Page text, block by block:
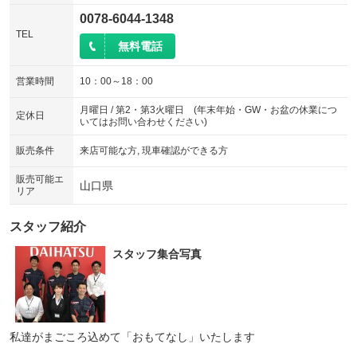
：装備なし
電動リアゲート
シートエアコン
サイドカメラ
：装備なし ルーフレール
：装備なし
：装備なし
：装備なし
TEL
0078-6044-1348
無料電話
営業時間 10：00～18：00
定休日
月曜日 / 第2・第3火曜日 (年末年始・GW・お盆の休業につ
いてはお問い合わせください)
販売条件 来店可能な方, 現車確認ができる方
販売可能エ
リア
山口県
スタッフ紹介
スタッフ集合写真
私達がまごころ込めて「おもてなし」いたします